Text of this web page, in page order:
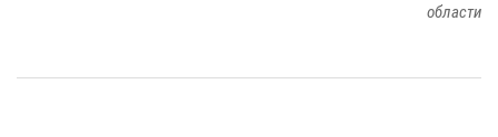
области